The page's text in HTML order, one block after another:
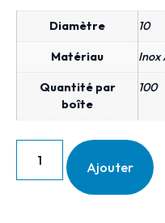
Diamètre 10
Matériau Inox
Quantité par
boîte
100
Ajouter